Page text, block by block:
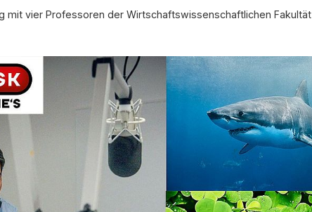
mit vier Professoren der Wirtschaftswissenschaftlichen Fakultät